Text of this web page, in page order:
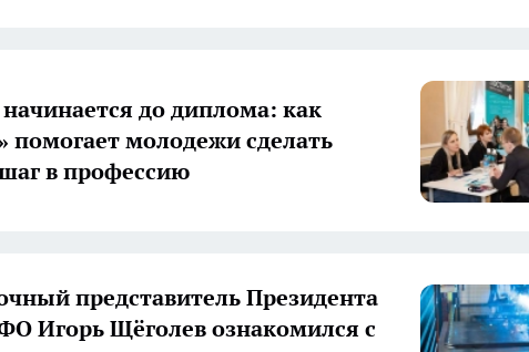
до диплома: как
помогает молодежи сделать
в профессию
представитель Президента
Игорь Щёголев ознакомился с